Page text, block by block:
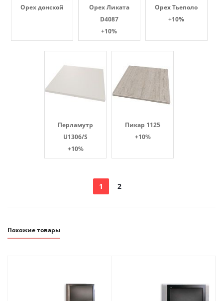
Орех донской
Орех Ликата
D4087
+10%
Орех Тьеполо
+10%
Перламутр
U1306/S
+10%
Пикар 1125
+10%
1 2
Похожие товары